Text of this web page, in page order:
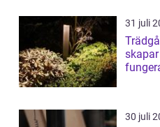
31 juli
30 juli